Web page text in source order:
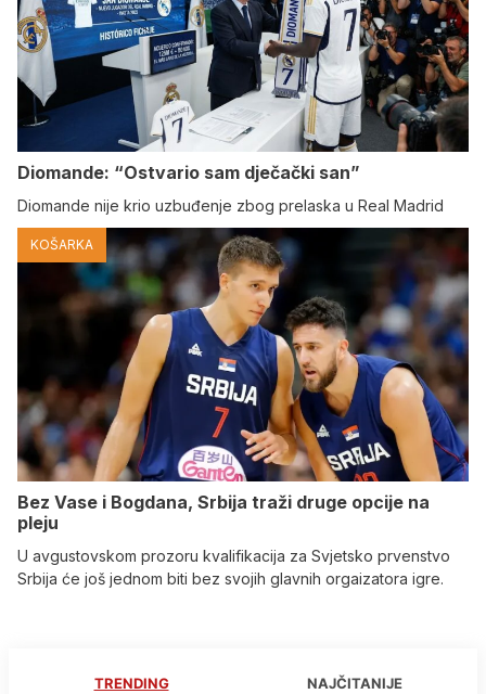
Diomande: “Ostvario sam dječački san”
Diomande nije krio uzbuđenje zbog prelaska u Real Madrid
KOŠARKA
Bez Vase i Bogdana, Srbija traži druge opcije na
pleju
U avgustovskom prozoru kvalifikacija za Svjetsko prvenstvo
Srbija će još jednom biti bez svojih glavnih orgaizatora igre.
TRENDING NAJČITANIJE